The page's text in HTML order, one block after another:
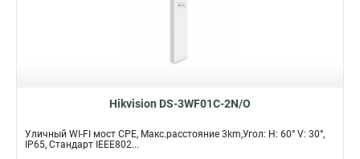
Hikvision DS-3WF01C-2N/O
Уличный WI-FI мост CPE, Макс.расстояние 3km,Угол: H: 60° V: 30°,
IP65, Стандарт IEEE802...